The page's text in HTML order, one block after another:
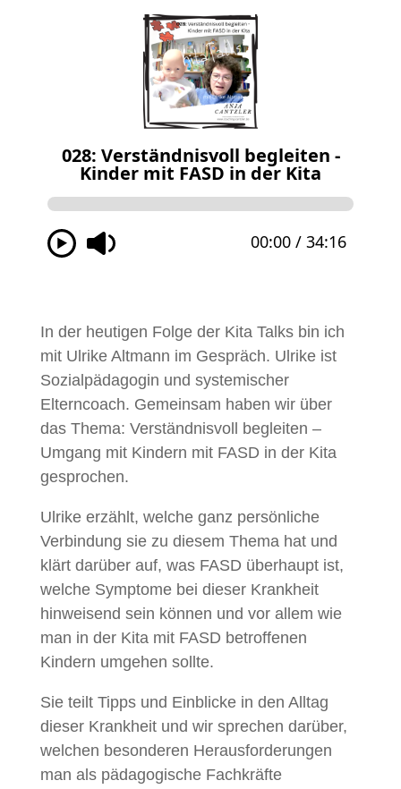
In der heutigen Folge der Kita Talks bin ich
mit Ulrike Altmann im Gespräch. Ulrike ist
Sozialpädagogin und systemischer
Elterncoach. Gemeinsam haben wir über
das Thema: Verständnisvoll begleiten –
Umgang mit Kindern mit FASD in der Kita
gesprochen.
Ulrike erzählt, welche ganz persönliche
Verbindung sie zu diesem Thema hat und
klärt darüber auf, was FASD überhaupt ist,
welche Symptome bei dieser Krankheit
hinweisend sein können und vor allem wie
man in der Kita mit FASD betroffenen
Kindern umgehen sollte.
Sie teilt Tipps und Einblicke in den Alltag
dieser Krankheit und wir sprechen darüber,
welchen besonderen Herausforderungen
man als pädagogische Fachkräfte